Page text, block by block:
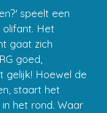
speelt een
Het
gaat zich
goed,
gelijk! Hoewel de
staart het
het rond. Waar